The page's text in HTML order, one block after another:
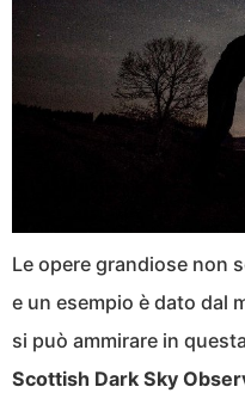
Le opere grandiose non
e un esempio è dato dal
si può ammirare in
Scottish Dark Sky